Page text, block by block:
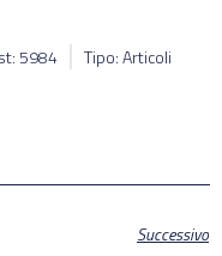
5984 Tipo: Articoli
Successivo